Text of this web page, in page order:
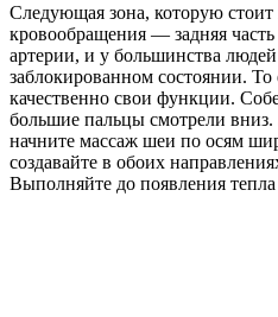
Следующая зона, которую стоит
кровообращения — задняя
артерии, и у большинства людей
заблокированном состоянии.
качественно свои функции.
большие пальцы смотрели вниз.
начните массаж шеи по осям
создавайте в обоих
Выполняйте до появления